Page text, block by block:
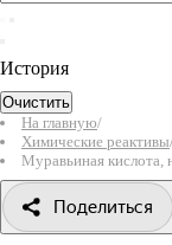
История
Очистить
На главную/
Химические реактивы
Муравьиная кислота,
Поделиться